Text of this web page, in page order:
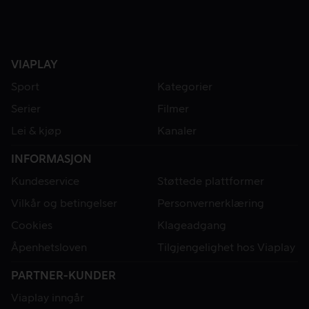
VIAPLAY
Sport
Kategorier
Serier
Filmer
Lei & kjøp
Kanaler
INFORMASJON
Kundeservice
Støttede plattformer
Vilkår og betingelser
Personvernerklæring
Cookies
Klageadgang
Åpenhetsloven
Tilgjengelighet hos Viaplay
PARTNER-KUNDER
Viaplay inngår